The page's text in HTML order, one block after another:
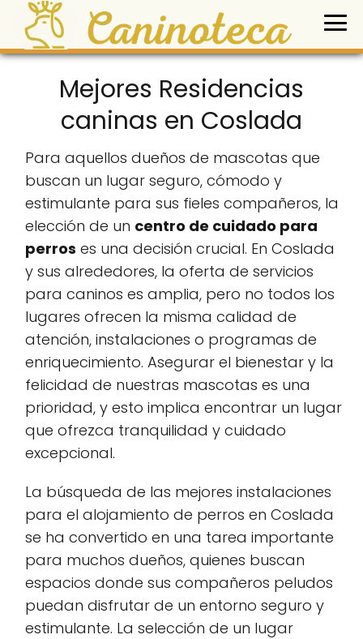
Mejores Residencias
caninas en Coslada
Para aquellos dueños de mascotas que
buscan un lugar seguro, cómodo y
estimulante para sus fieles compañeros, la
elección de un centro de cuidado para
perros es una decisión crucial. En Coslada
y sus alrededores, la oferta de servicios
para caninos es amplia, pero no todos los
lugares ofrecen la misma calidad de
atención, instalaciones o programas de
enriquecimiento. Asegurar el bienestar y la
felicidad de nuestras mascotas es una
prioridad, y esto implica encontrar un lugar
que ofrezca tranquilidad y cuidado
excepcional.
La búsqueda de las mejores instalaciones
para el alojamiento de perros en Coslada
se ha convertido en una tarea importante
para muchos dueños, quienes buscan
espacios donde sus compañeros peludos
puedan disfrutar de un entorno seguro y
estimulante. La selección de un lugar